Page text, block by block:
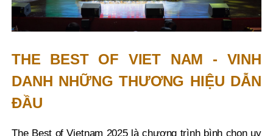
THE BEST OF VIET NAM - VINH
DANH NHỮNG THƯƠNG HIỆU DẪN
ĐẦU
The Best of Vietnam 2025 là chương trình bình chọn uy